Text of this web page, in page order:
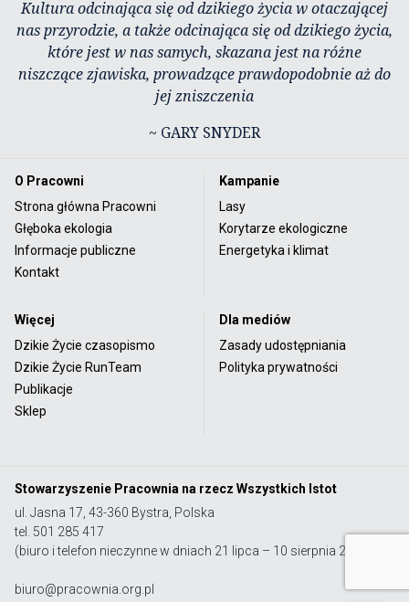
Kultura odcinająca się od dzikiego życia w otaczającej
nas przyrodzie, a także odcinająca się od dzikiego życia,
które jest w nas samych, skazana jest na różne
niszczące zjawiska, prowadzące prawdopodobnie aż do
jej zniszczenia
~ GARY SNYDER
O Pracowni
Strona główna Pracowni
Głęboka ekologia
Informacje publiczne
Kontakt
Kampanie
Lasy
Korytarze ekologiczne
Energetyka i klimat
Więcej
Dzikie Życie czasopismo
Dzikie Życie RunTeam
Publikacje
Sklep
Dla mediów
Zasady udostępniania
Polityka prywatności
Stowarzyszenie Pracownia na rzecz Wszystkich Istot
ul. Jasna 17, 43-360 Bystra, Polska
tel. 501 285 417
(biuro i telefon nieczynne w dniach 21 lipca – 10 sierpnia 2026 r.)
biuro@pracownia.org.pl